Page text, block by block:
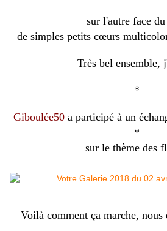
sur l'autre face
de simples petits cœurs
Très bel ensemble,
*
Giboulée50 a participé à un
*
sur le thème des
Voilà comment ça marche,